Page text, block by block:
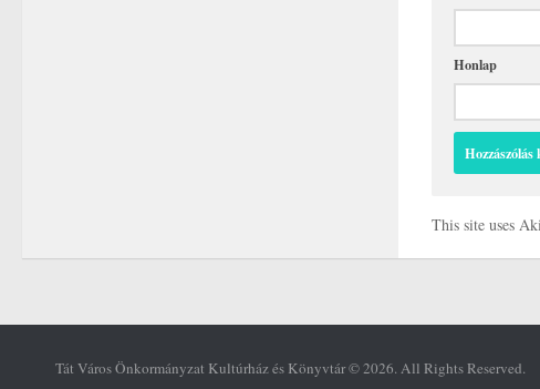
Honlap
This site uses
Tát Város Önkormányzat Kultúrház és Könyvtár © 2026. All Rights Reserved.